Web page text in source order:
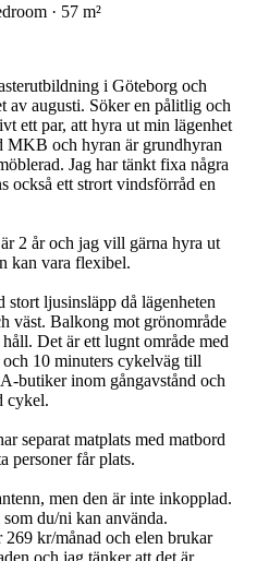
· 57 m²
i Göteborg och
av augusti. Söker en pålitlig och
ett par, att hyra ut min lägenhet
MKB och hyran är grundhyran
Jag har tänkt fixa några
också ett strort vindsförråd en
2 år och jag vill gärna hyra ut
kan vara flexibel.
stort ljusinsläpp då lägenheten
väst. Balkong mot grönområde
Det är ett lugnt område med
10 minuters cykelväg till
butiker inom gångavstånd och
cykel.
separat matplats med matbord
personer får plats.
men den är inte inkopplad.
du/ni kan använda.
269 kr/månad och elen brukar
och jag tänker att det är